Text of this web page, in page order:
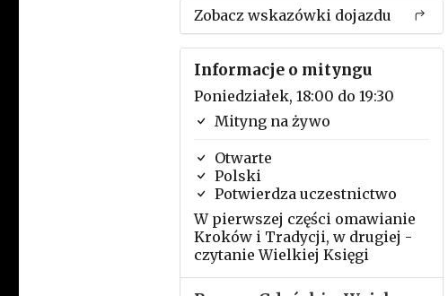
Zobacz wskazówki dojazdu
Informacje o mityngu
Poniedziałek, 18:00 do 19:30
Mityng na żywo
Otwarte
Polski
Potwierdza uczestnictwo
W pierwszej części omawianie
Kroków i Tradycji, w drugiej -
czytanie Wielkiej Księgi